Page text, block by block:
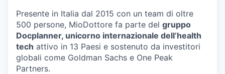
Presente in Italia dal 2015 con un team di oltre
500 persone, MioDottore fa parte del gruppo
Docplanner, unicorno internazionale dell’health
tech attivo in 13 Paesi e sostenuto da investitori
globali come Goldman Sachs e One Peak
Partners.